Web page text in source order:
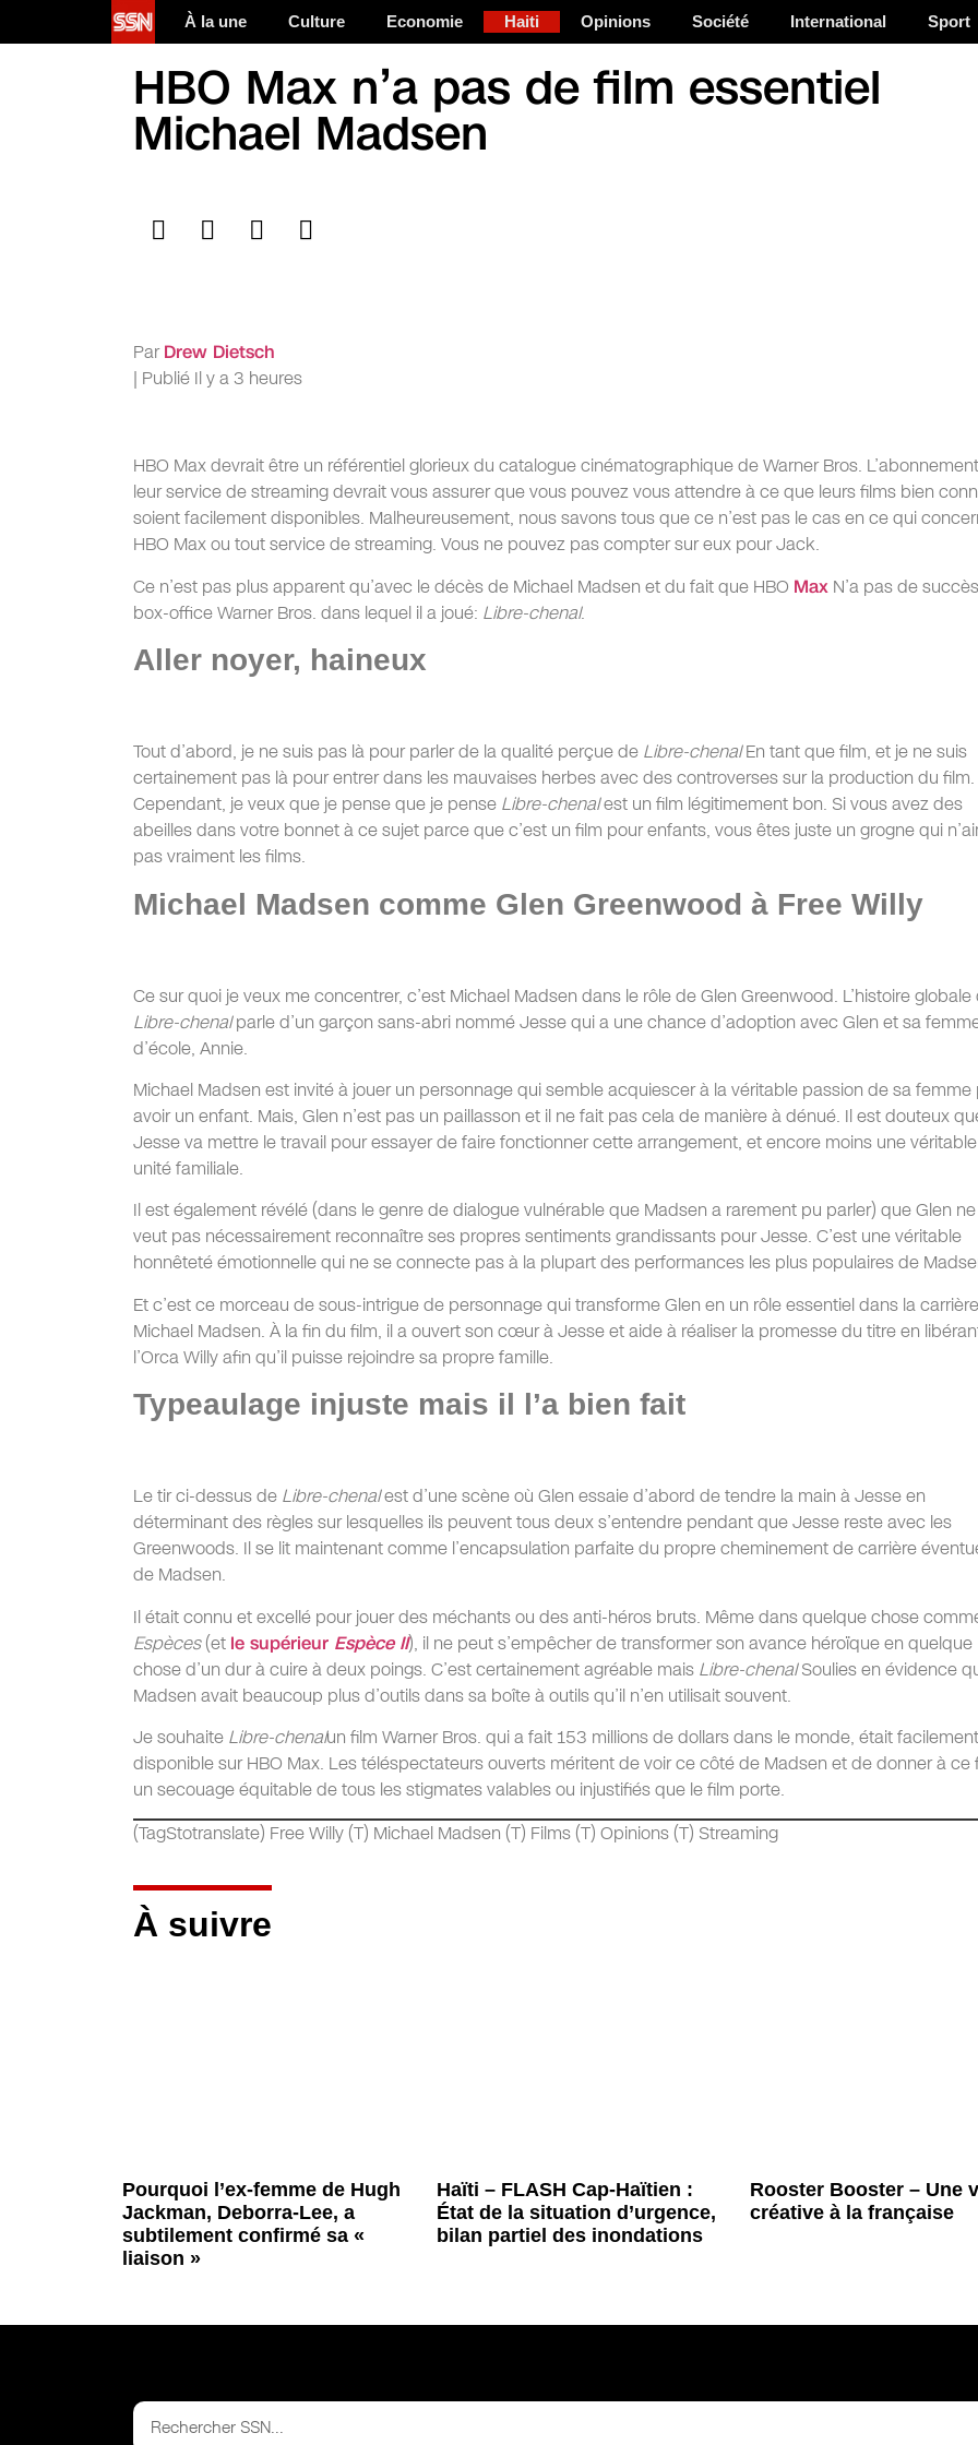
À la une Culture Economie Haiti Opinions Société International Sport
HBO Max n’a pas de film essentiel
Michael Madsen
ParDrew Dietsch
| Publié Il y a 3 heures
HBO Max devrait être un référentiel glorieux du catalogue cinématographique de Warner Bros.
leur service de streaming devrait vous assurer que vous pouvez vous attendre à ce que leurs films bien
soient facilement disponibles. Malheureusement, nous savons tous que ce n’est pas le cas en ce qui
HBO Max ou tout service de streaming. Vous ne pouvez pas compter sur eux pour Jack.
Ce n’est pas plus apparent qu’avec le décès de Michael Madsen et du fait que HBO Max N’a pas de
box-office Warner Bros. dans lequel il a joué: Libre-chenal.
Aller noyer, haineux
Tout d’abord, je ne suis pas là pour parler de la qualité perçue de Libre-chenalEn tant que film, et je ne suis
certainement pas là pour entrer dans les mauvaises herbes avec des controverses sur la production du film.
Cependant, je veux que je pense que je pense Libre-chenalest un film légitimement bon. Si vous avez des
abeilles dans votre bonnet à ce sujet parce que c’est un film pour enfants, vous êtes juste un grogne qui
pas vraiment les films.
Michael Madsen comme Glen Greenwood à Free Willy
Ce sur quoi je veux me concentrer, c’est Michael Madsen dans le rôle de Glen Greenwood. L’histoire globale
Libre-chenalparle d’un garçon sans-abri nommé Jesse qui a une chance d’adoption avec Glen et sa
d’école, Annie.
Michael Madsen est invité à jouer un personnage qui semble acquiescer à la véritable passion de sa femme
avoir un enfant. Mais, Glen n’est pas un paillasson et il ne fait pas cela de manière à dénué. Il est douteux
Jesse va mettre le travail pour essayer de faire fonctionner cette arrangement, et encore moins une véritable
unité familiale.
Il est également révélé (dans le genre de dialogue vulnérable que Madsen a rarement pu parler) que Glen ne
veut pas nécessairement reconnaître ses propres sentiments grandissants pour Jesse. C’est une véritable
honnêteté émotionnelle qui ne se connecte pas à la plupart des performances les plus populaires de
Et c’est ce morceau de sous-intrigue de personnage qui transforme Glen en un rôle essentiel dans la
Michael Madsen. À la fin du film, il a ouvert son cœur à Jesse et aide à réaliser la promesse du titre en
l’Orca Willy afin qu’il puisse rejoindre sa propre famille.
Typeaulage injuste mais il l’a bien fait
Le tir ci-dessus de Libre-chenalest d’une scène où Glen essaie d’abord de tendre la main à Jesse en
déterminant des règles sur lesquelles ils peuvent tous deux s’entendre pendant que Jesse reste avec les
Greenwoods. Il se lit maintenant comme l’encapsulation parfaite du propre cheminement de carrière
de Madsen.
Il était connu et excellé pour jouer des méchants ou des anti-héros bruts. Même dans quelque chose
Espèces(et le supérieur Espèce II), il ne peut s’empêcher de transformer son avance héroïque en quelque
chose d’un dur à cuire à deux poings. C’est certainement agréable mais Libre-chenalSoulies en évidence
Madsen avait beaucoup plus d’outils dans sa boîte à outils qu’il n’en utilisait souvent.
Je souhaite Libre-chenalun film Warner Bros. qui a fait 153 millions de dollars dans le monde, était facilement
disponible sur HBO Max. Les téléspectateurs ouverts méritent de voir ce côté de Madsen et de donner à ce
un secouage équitable de tous les stigmates valables ou injustifiés que le film porte.
(TagStotranslate) Free Willy (T) Michael Madsen (T) Films (T) Opinions (T) Streaming
À suivre
Pourquoi l’ex-femme de Hugh
Jackman, Deborra-Lee, a
subtilement confirmé sa «
liaison »
Haïti – FLASH Cap-Haïtien :
État de la situation d’urgence,
bilan partiel des inondations
Rooster Booster – Une
créative à la française